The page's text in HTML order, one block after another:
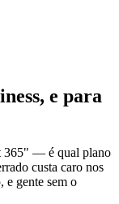
e para
365" — é qual plano
custa caro nos
e gente sem o